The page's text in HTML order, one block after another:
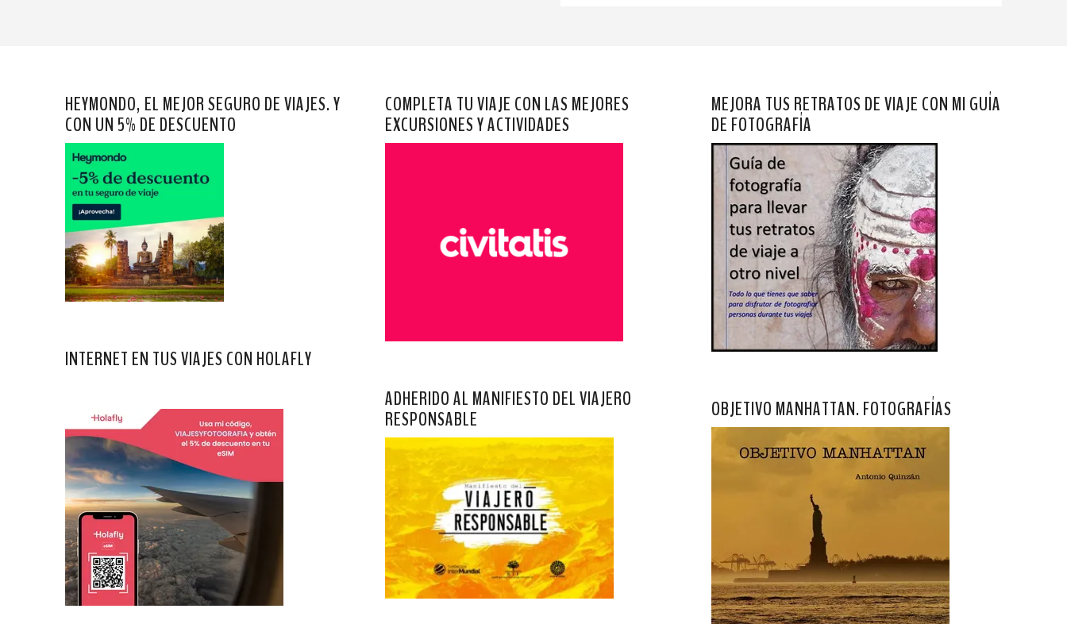
HEYMONDO, EL MEJOR SEGURO DE VIAJES. Y
CON UN 5% DE DESCUENTO
INTERNET EN TUS VIAJES CON HOLAFLY
COMPLETA TU VIAJE CON LAS MEJORES
EXCURSIONES Y ACTIVIDADES
ADHERIDO AL MANIFIESTO DEL VIAJERO
RESPONSABLE
MEJORA TUS RETRATOS DE VIAJE CON MI GUÍA
DE FOTOGRAFÍA
OBJETIVO MANHATTAN. FOTOGRAFÍAS